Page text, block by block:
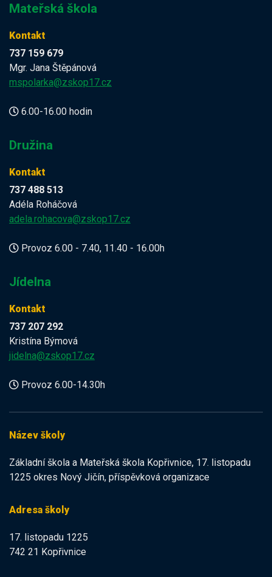
Mateřská škola
Kontakt
737 159 679
Mgr. Jana Štěpánová
mspolarka@zskop17.cz
6.00-16.00 hodin
Družina
Kontakt
737 488 513
Adéla Roháčová
adela.rohacova@zskop17.cz
Provoz 6.00 - 7.40, 11.40 - 16.00h
Jídelna
Kontakt
737 207 292
Kristína Býmová
jidelna@zskop17.cz
Provoz 6.00-14.30h
Název školy
Základní škola a Mateřská škola Kopřivnice, 17. listopadu
1225 okres Nový Jičín, příspěvková organizace
Adresa školy
17. listopadu 1225
742 21 Kopřivnice